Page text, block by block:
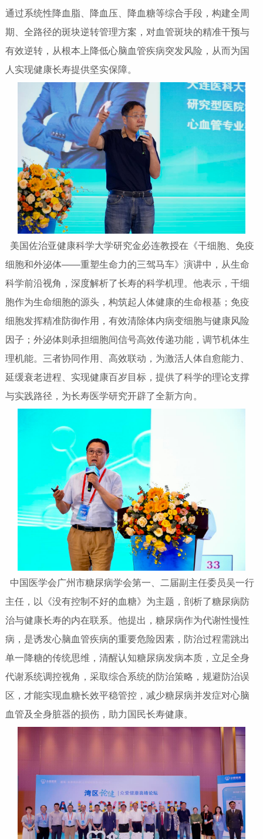
通过系统性降血脂、降血压、降血糖等综合手段，构建全周
期、全路径的斑块逆转管理方案，对血管斑块的精准干预与
有效逆转，从根本上降低心脑血管疾病突发风险，从而为国
人实现健康长寿提供坚实保障。
美国佐治亚健康科学大学研究金必连教授在《干细胞、免疫
细胞和外泌体——重塑生命力的三驾马车》演讲中，从生命
科学前沿视角，深度解析了长寿的科学机理。他表示，干细
胞作为生命细胞的源头，构筑起人体健康的生命根基；免疫
细胞发挥精准防御作用，有效清除体内病变细胞与健康风险
因子；外泌体则承担细胞间信号高效传递功能，调节机体生
理机能。三者协同作用、高效联动，为激活人体自愈能力、
延缓衰老进程、实现健康百岁目标，提供了科学的理论支撑
与实践路径，为长寿医学研究开辟了全新方向。
中国医学会广州市糖尿病学会第一、二届副主任委员吴一行
主任，以《没有控制不好的血糖》为主题，剖析了糖尿病防
治与健康长寿的内在联系。他提出，糖尿病作为代谢性慢性
病，是诱发心脑血管疾病的重要危险因素，防治过程需跳出
单一降糖的传统思维，清醒认知糖尿病发病本质，立足全身
代谢系统调控视角，采取综合系统的防治策略，规避防治误
区，才能实现血糖长效平稳管控，减少糖尿病并发症对心脑
血管及全身脏器的损伤，助力国民长寿健康。